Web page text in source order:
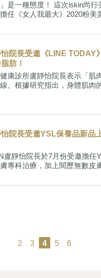
」是一種態度！ 這次iskin尚
任《女人我最大》2020粉
怡院長受邀《LINE
肪！
康診所盧靜怡院長表示「肌
。根據研究指出，身體肌肉
院長受邀YSL保養品新品
盧靜怡院長於7月份受邀擔任
專科治療，加上閱歷無數皮
2 3 4 5 6